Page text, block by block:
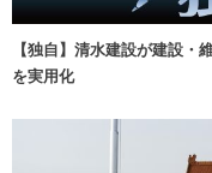
【独自】清水建設が建設
を実用化